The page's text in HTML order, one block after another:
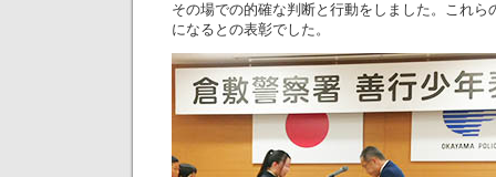
その場での的確な判断と行動をしました。これら
になるとの表彰でした。